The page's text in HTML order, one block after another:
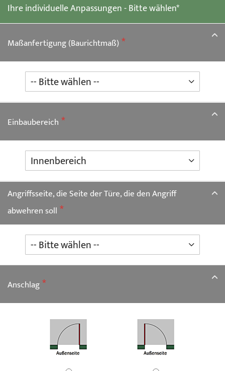
Ihre individuelle Anpassungen - Bitte wählen*
Maßanfertigung (Baurichtmaß)
Einbaubereich
Angriffsseite, die Seite der Türe, die den Angriff
abwehren soll
Anschlag
Bildgalerie